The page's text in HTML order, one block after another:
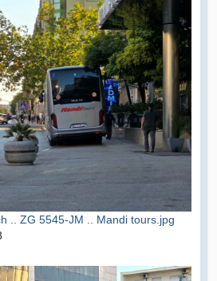
.. ZG 5545-JM .. Mandi tours.jpg